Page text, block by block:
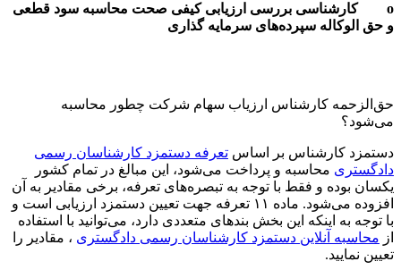
o کارشناسی بررسی ارزیابی کیفی صحت محاسبه سود قطعی
و حق الوکاله سپرده‌های سرمایه گذاری
حق‌الزحمه کارشناس ارزیاب سهام شرکت چطور محاسبه
می‌شود؟
دستمزد کارشناس بر اساس تعرفه دستمزد کارشناسان رسمی
دادگستری محاسبه و پرداخت می‌شود، این مبالغ در تمام کشور
یکسان بوده و فقط با توجه به تبصره‌های تعرفه، برخی مقادیر به آن
افزوده می‌شود. ماده ۱۱ تعرفه جهت تعیین دستمزد ارزیابی است و
با توجه به اینکه این بخش بندهای متعددی دارد، می‌توانید با استفاده
از محاسبه آنلاین دستمزد کارشناسان رسمی دادگستری ، مقادیر را
تعیین نمایید.